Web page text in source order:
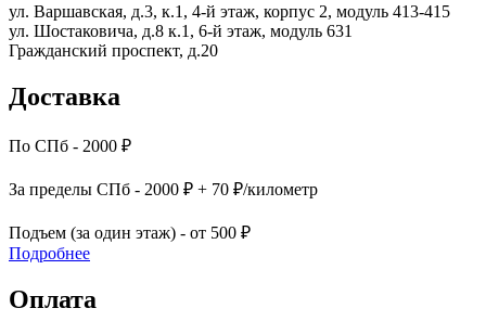
ул. Варшавская, д.3, к.1, 4-й этаж, корпус 2, модуль 413-415
ул. Шостаковича, д.8 к.1, 6-й этаж, модуль 631
Гражданский проспект, д.20
Доставка
По СПб - 2000 ₽
За пределы СПб - 2000 ₽ + 70 ₽/километр
Подъем (за один этаж) - от 500 ₽
Подробнее
Оплата